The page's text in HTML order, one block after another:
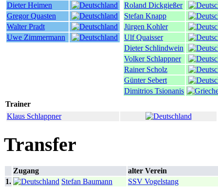
Dieter Heimen
Gregor Quasten
Walter Pradt
Uwe Zimmermann
Roland Dickgießer
Stefan Knapp
Jürgen Kohler
Ulf Quaisser
Dieter Schlindwein
Volker Schlappner
Rainer Scholz
Günter Sebert
Dimitrios Tsionanis
Trainer
Klaus Schlappner
Transfer
Zugang
alter Verein
1.
Stefan Baumann
SSV Vogelstang